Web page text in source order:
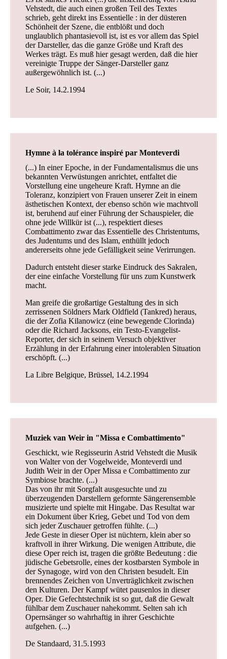
Vehstedt, die auch einen großen Teil des Textes
schrieb, geht direkt ins Essentielle : in der düsteren
Schönheit der Szene, die entblößt und doch
unglaublich phantasievoll ist, ist es vor allem das Spiel
der Darsteller, das die ganze Größe und Kraft des
Werkes trägt. Es muß hier gesagt werden, daß die hier
vereinigte Truppe der Sänger-Darsteller ganz
außergewöhnlich ist. (...)
Le Soir, 14.2.1994
Hymne à la tolérance inspiré par Monteverdi
(...) In einer Epoche, in der Fundamentalismus die uns
bekannten Verwüstungen anrichtet, entfaltet die
Vorstellung eine ungeheure Kraft. Hymne an die
Toleranz, konzipiert von Frauen unserer Zeit in einem
ästhetischen Kontext, der ebenso schön wie machtvoll
ist, beruhend auf einer Führung der Schauspieler, die
ohne jede Willkür ist (...), respektiert dieses
Combattimento zwar das Essentielle des Christentums,
des Judentums und des Islam, enthüllt jedoch
andererseits ohne jede Gefälligkeit seine Verirrungen.
Dadurch entsteht dieser starke Eindruck des Sakralen,
der eine einfache Vorstellung für uns zum Kunstwerk
macht.
Man greife die großartige Gestaltung des in sich
zerrissenen Söldners Mark Oldfield (Tankred) heraus,
die der Zofia Kilanowicz (eine bewegende Clorinda)
oder die Richard Jacksons, ein Testo-Evangelist-
Reporter, der sich in seinem Versuch objektiver
Erzählung in der Erfahrung einer intolerablen Situation
erschöpft. (...)
La Libre Belgique, Brüssel, 14.2.1994
Muziek van Weir in "Missa e Combattimento"
Geschickt, wie Regisseurin Astrid Vehstedt die Musik
von Walter von der Vogelweide, Monteverdi und
Judith Weir in der Oper Missa e Combattimento zur
Symbiose brachte. (...)
Das von ihr mit Sorgfalt ausgesuchte und zu
überzeugenden Darstellern geformte Sängerensemble
musizierte und spielte mit Hingabe. Das Resultat war
ein Dokument über Krieg, Gebet und Tod von dem
sich jeder Zuschauer getroffen fühlte. (...)
Jede Geste in dieser Oper ist nüchtern, klein aber so
kraftvoll in ihrer Wirkung. Die wenigen Attribute, die
diese Oper reich ist, tragen die größte Bedeutung : die
jüdische Gebetsrolle, eines der kostbarsten Symbole in
der Synagoge, wird von den Christen besudelt. Ein
brennendes Zeichen von Unverträglichkeit zwischen
den Kulturen. Der Kampf wütet pausenlos in dieser
Oper. Die Gefechtstechnik ist so gut, daß die Gewalt
fühlbar dem Zuschauer nahekommt. Selten sah ich
Opernsänger so wahrhaftig in ihrer Geschichte
aufgehen. (...)
De Standaard, 31.5.1993